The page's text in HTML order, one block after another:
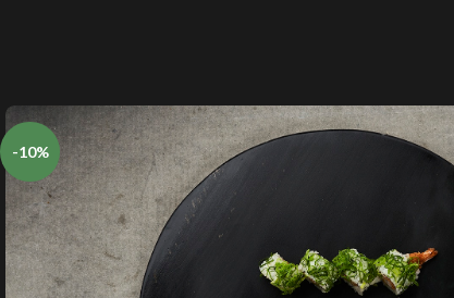
-10%